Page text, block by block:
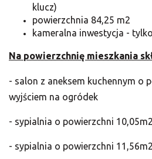
klucz)
powierzchnia 84,25 m2
kameralna inwestycja -
Na powierzchnię mieszkania
- salon z aneksem kuchennym o
wyjściem na ogródek
- sypialnia o powierzchni 10,05m2
- sypialnia o powierzchni 11,56m2